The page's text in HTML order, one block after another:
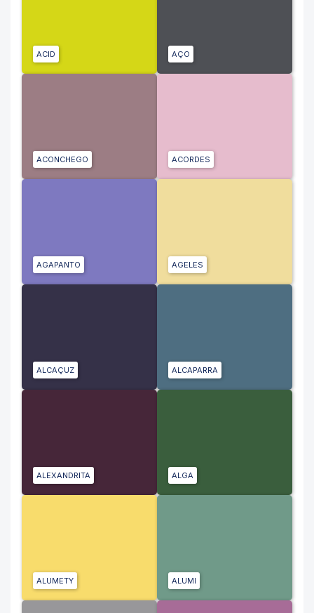
ACID AÇO
ACONCHEGO ACORDES
AGAPANTO AGELES
ALCAÇUZ ALCAPARRA
ALEXANDRITA ALGA
ALUMETY ALUMI